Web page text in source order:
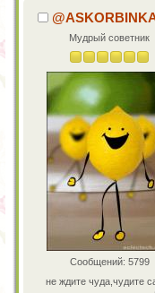
Мудрый советник
Сообщений: 5799
не ждите чуда,чудите